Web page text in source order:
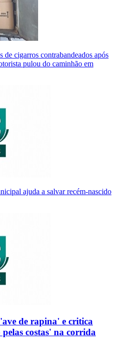
de cigarros contrabandeados após
pulou do caminhão em
ajuda a salvar recém-nascido
de rapina' e critica
costas' na corrida